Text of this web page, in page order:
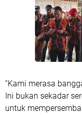
“Kami merasa
Ini bukan sekadar
untuk